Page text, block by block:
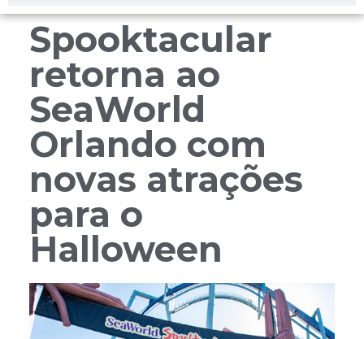
Spooktacular
retorna ao
SeaWorld
Orlando com
novas atrações
para o
Halloween